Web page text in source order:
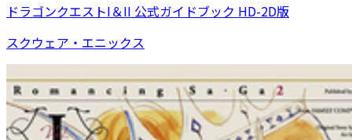
ドラゴンクエストI＆II 公式ガイドブック HD-2D版
スクウェア・エニックス